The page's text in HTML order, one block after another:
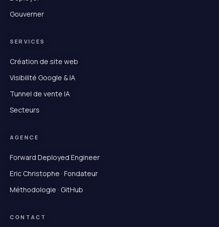
Gouverner
SERVICES
Création de site web
Visibilité Google & IA
Tunnel de vente IA
Secteurs
AGENCE
Forward Deployed Engineer
Eric Christophe · Fondateur
Méthodologie · GitHub
CONTACT